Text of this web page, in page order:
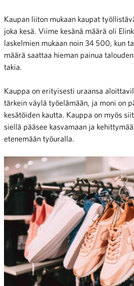
Kaupan liiton mukaan kaupat
joka kesä. Viime kesänä määrä oli
laskelmien mukaan noin 34 500, kun
määrä saattaa hieman painua
takia.
Kauppa on erityisesti uraansa
tärkein väylä työelämään, ja moni on
kesätöiden kautta. Kauppa on myös
siellä pääsee kasvamaan ja
etenemään työuralla.